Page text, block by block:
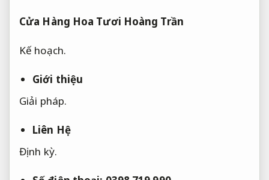
Cửa Hàng Hoa Tươi Hoàng Trần
Kế hoạch.
Giới thiệu
Giải pháp.
Liên Hệ
Định kỳ.